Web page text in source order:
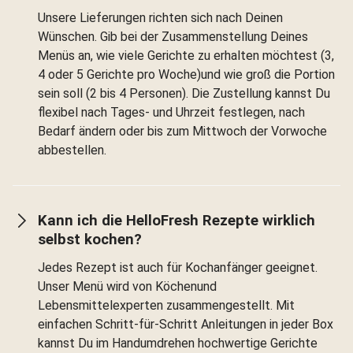
Unsere Lieferungen richten sich nach Deinen
Wünschen. Gib bei der Zusammenstellung Deines
Menüs an, wie viele Gerichte zu erhalten möchtest (3,
4 oder 5 Gerichte pro Woche)und wie groß die Portion
sein soll (2 bis 4 Personen). Die Zustellung kannst Du
flexibel nach Tages- und Uhrzeit festlegen, nach
Bedarf ändern oder bis zum Mittwoch der Vorwoche
abbestellen.
Kann ich die HelloFresh Rezepte wirklich
selbst kochen?
Jedes Rezept ist auch für Kochanfänger geeignet.
Unser Menü wird von Köchenund
Lebensmittelexperten zusammengestellt. Mit
einfachen Schritt-für-Schritt Anleitungen in jeder Box
kannst Du im Handumdrehen hochwertige Gerichte